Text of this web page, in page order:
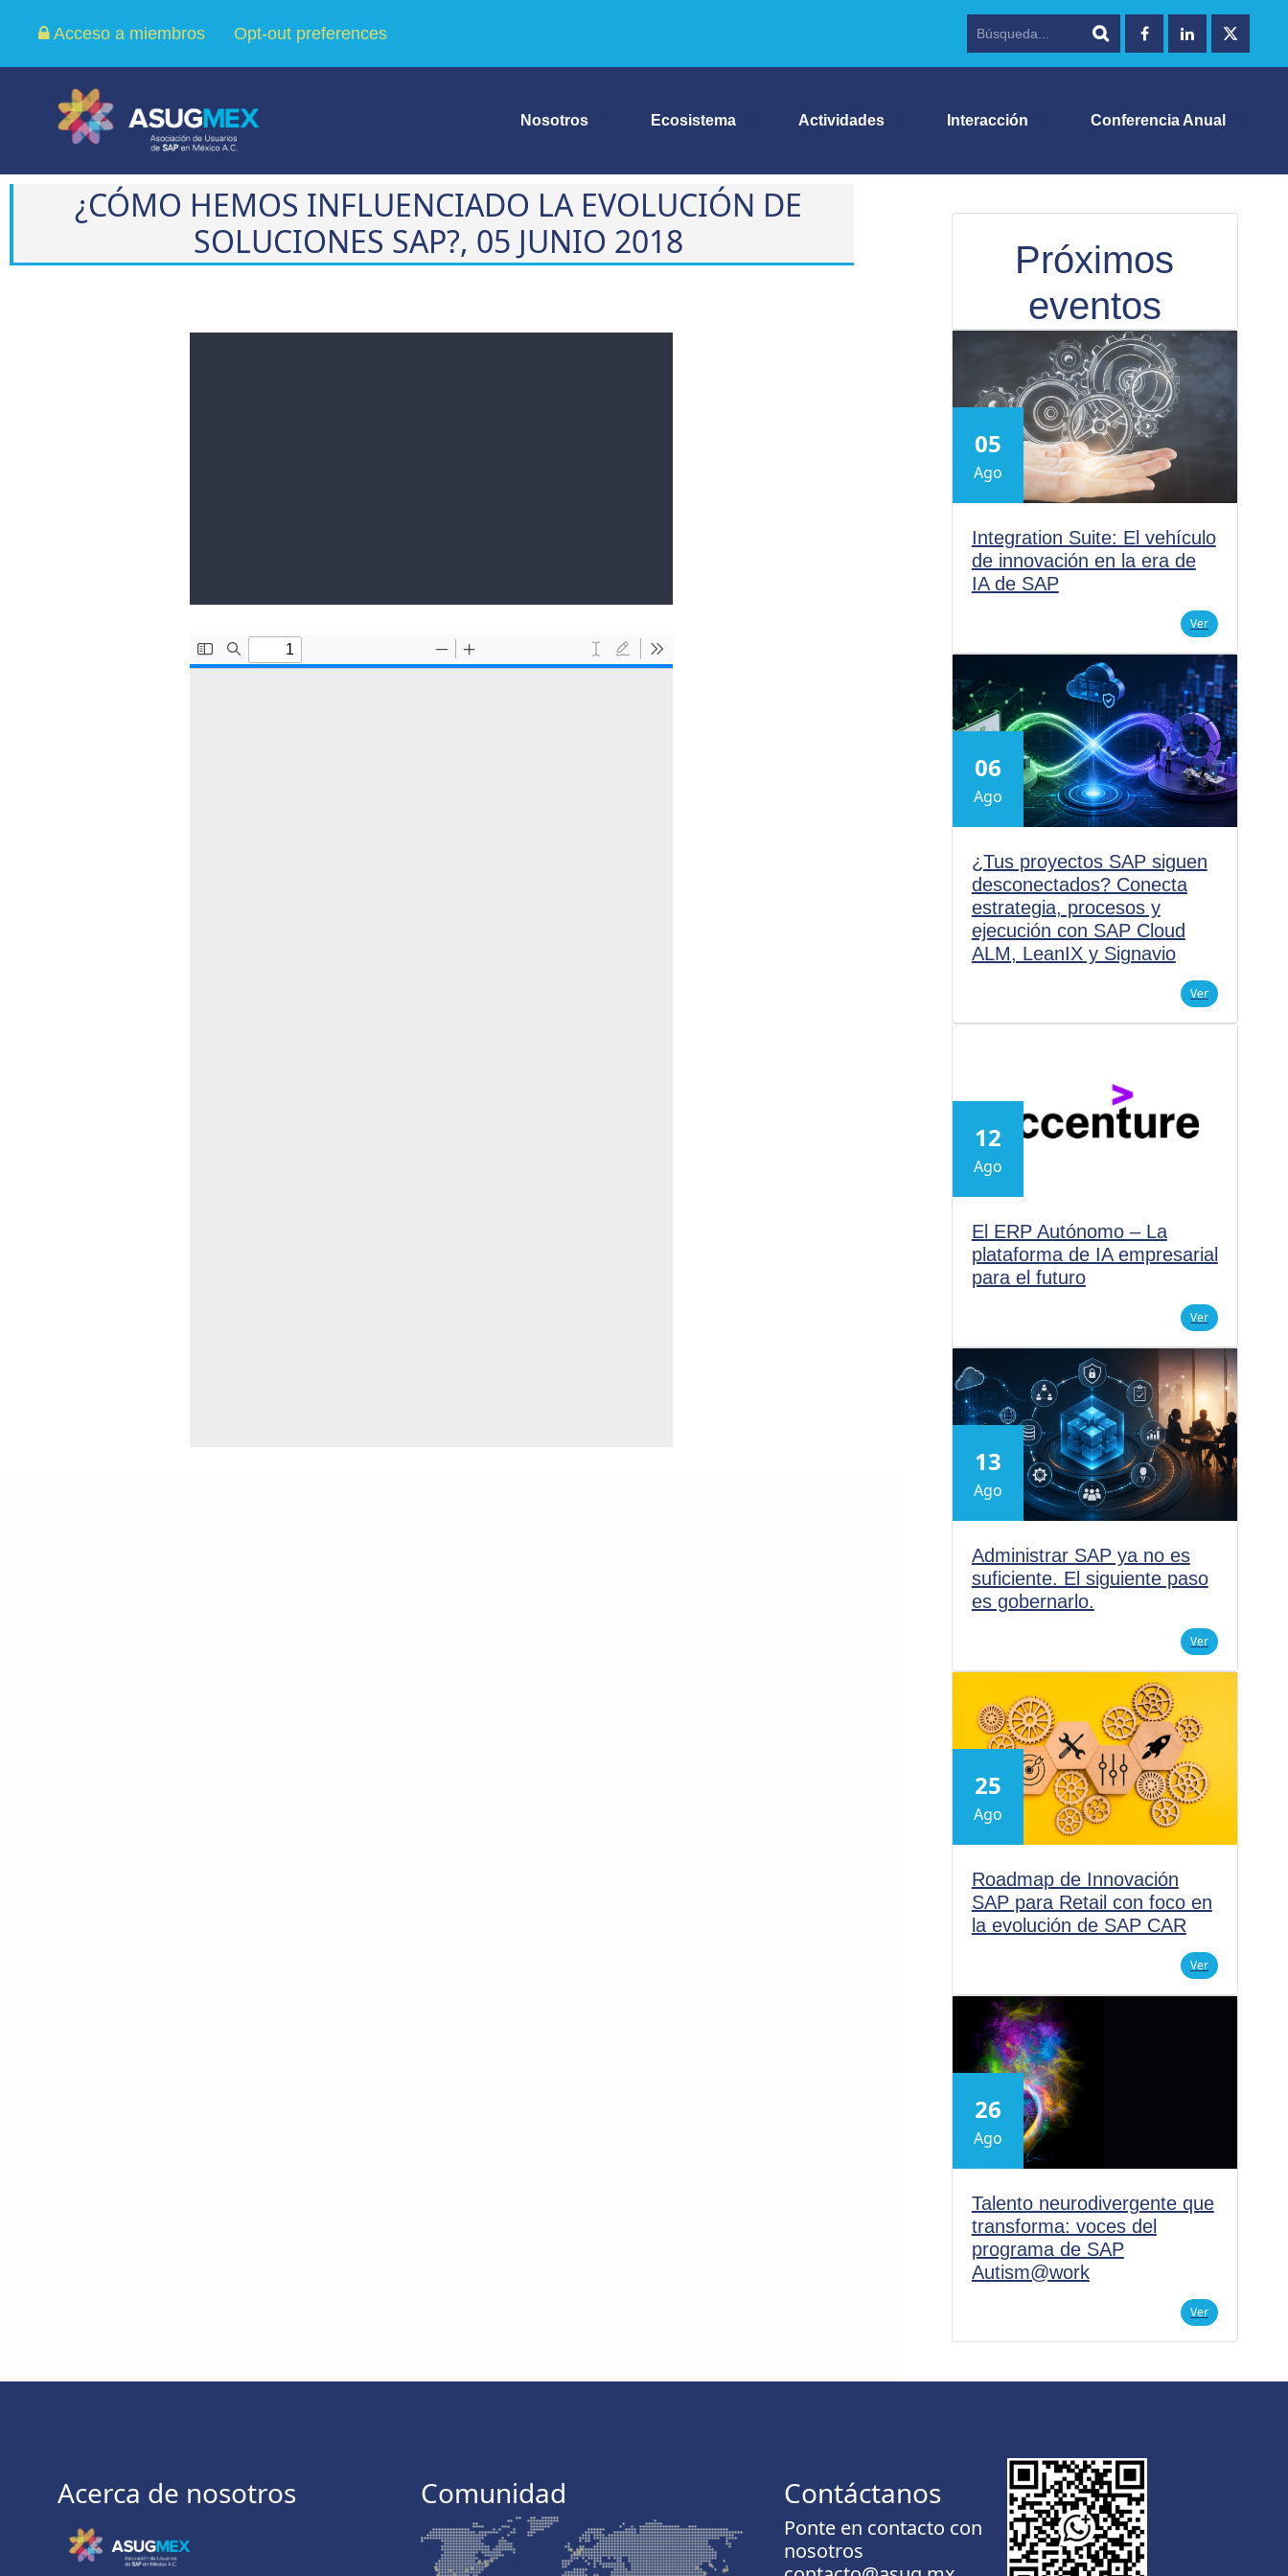
Acceso a miembros Opt-out preferences
Nosotros Ecosistema Actividades Interacción Conferencia Anual
¿CÓMO HEMOS INFLUENCIADO LA EVOLUCIÓN DE
SOLUCIONES SAP?, 05 JUNIO 2018
Próximos
eventos
05
Ago
Integration Suite: El vehículo
de innovación en la era de
IA de SAP
Ver
06
Ago
¿Tus proyectos SAP siguen
desconectados? Conecta
estrategia, procesos y
ejecución con SAP Cloud
ALM, LeanIX y Signavio
Ver
12
Ago
El ERP Autónomo – La
plataforma de IA empresarial
para el futuro
Ver
13
Ago
Administrar SAP ya no es
suficiente. El siguiente paso
es gobernarlo.
Ver
25
Ago
Roadmap de Innovación
SAP para Retail con foco en
la evolución de SAP CAR
Ver
26
Ago
Talento neurodivergente que
transforma: voces del
programa de SAP
Autism@work
Ver
Acerca de nosotros Comunidad Contáctanos
Ponte en contacto con
nosotros